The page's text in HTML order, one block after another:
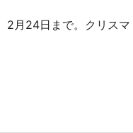
2月24日まで。クリスマ